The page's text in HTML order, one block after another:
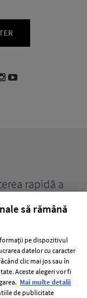
a
să rămână
pe dispozitivul
datelor cu caracter
clic mai jos sau în
Aceste alegeri vor fi
Mai multe detalii
de publicitate